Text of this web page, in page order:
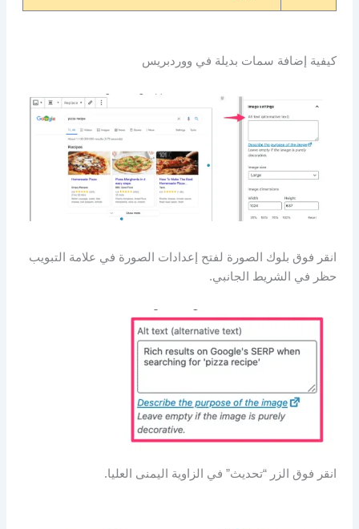
كيفية إضافة سمات بديلة في ووردبريس
انقر فوق بلوك الصورة لفتح إعدادات الصورة في علامة التبويب
حظر في الشريط الجانبي.
انقر فوق الزر “تحديث” في الزاوية اليمنى العليا.